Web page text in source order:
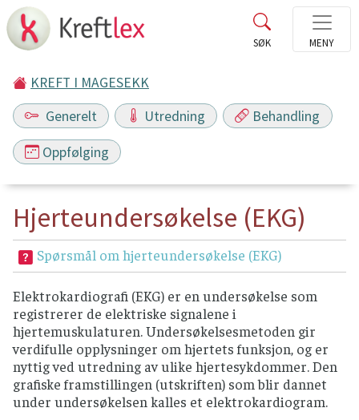
KREFT I MAGESEKK
Generelt
Utredning Behandling
Oppfølging
Hjerteundersøkelse (EKG)
Spørsmål om hjerteundersøkelse (EKG)
Elektrokardiografi (EKG) er en undersøkelse som
registrerer de elektriske signalene i
hjertemuskulaturen. Undersøkelsesmetoden gir
verdifulle opplysninger om hjertets funksjon, og er
nyttig ved utredning av ulike hjertesykdommer. Den
grafiske framstillingen (utskriften) som blir dannet
under undersøkelsen kalles et elektrokardiogram.